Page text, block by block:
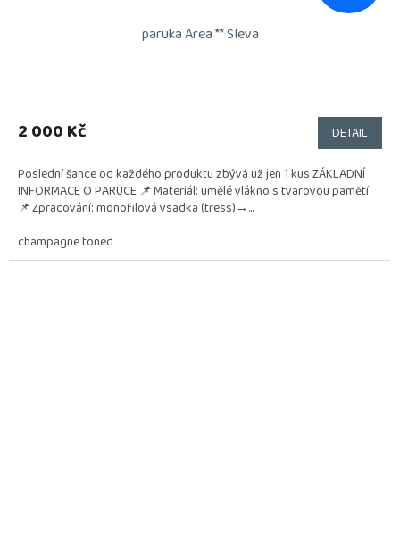
paruka Area ** Sleva
2 000 Kč DETAIL
Poslední šance od každého produktu zbývá už jen 1 kus ZÁKLADNÍ
INFORMACE O PARUCE 📌 Materiál: umělé vlákno s tvarovou pamětí
📌 Zpracování: monofilová vsadka (tress)→...
champagne toned